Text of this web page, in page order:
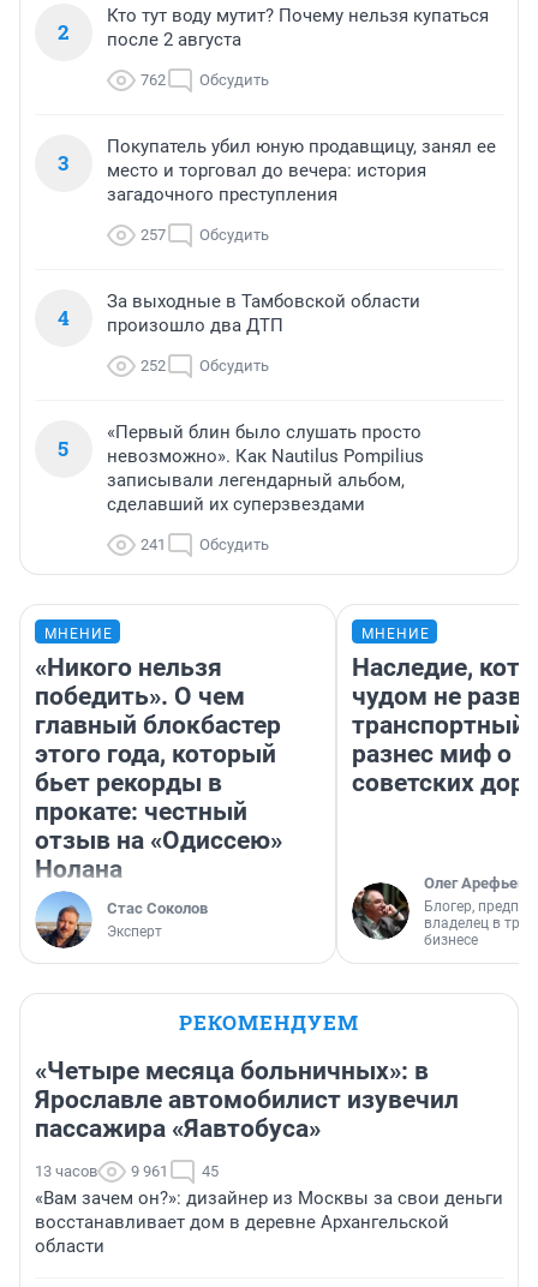
2
Кто тут воду мутит? Почему нельзя купаться
после 2 августа
762 Обсудить
3
Покупатель убил юную продавщицу, занял ее
место и торговал до вечера: история
загадочного преступления
257 Обсудить
4
За выходные в Тамбовской области
произошло два ДТП
252 Обсудить
5
«Первый блин было слушать просто
невозможно». Как Nautilus Pompilius
записывали легендарный альбом,
сделавший их суперзвездами
241 Обсудить
МНЕНИЕ
«Никого нельзя
победить». О чем
главный блокбастер
этого года, который
бьет рекорды в
прокате: честный
отзыв на «Одиссею»
Нолана
Стас Соколов
Эксперт
МНЕНИЕ
Наследие,
чудом не
транспортный
разнес миф о
советских
Олег Арефьев
Блогер,
владелец в
бизнесе
РЕКОМЕНДУЕМ
«Четыре месяца больничных»: в
Ярославле автомобилист изувечил
пассажира «Яавтобуса»
13 часов 9 961 45
«Вам зачем он?»: дизайнер из Москвы за свои деньги
восстанавливает дом в деревне Архангельской
области